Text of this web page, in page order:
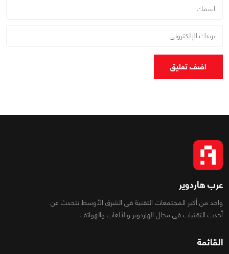
اضف تعليق
عرب هاردوير
واحد من أكبر المجتمعات التقنية فى الشرق الأوسط تتحدث عن
أحدث التقنيات فى مجال الهاردوير والألعاب والهواتف
القائمة